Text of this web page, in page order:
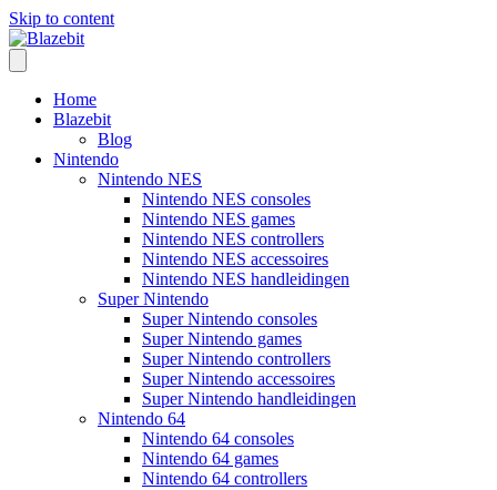
Skip to content
Home
Blazebit
Blog
Nintendo
Nintendo NES
Nintendo NES consoles
Nintendo NES games
Nintendo NES controllers
Nintendo NES accessoires
Nintendo NES handleidingen
Super Nintendo
Super Nintendo consoles
Super Nintendo games
Super Nintendo controllers
Super Nintendo accessoires
Super Nintendo handleidingen
Nintendo 64
Nintendo 64 consoles
Nintendo 64 games
Nintendo 64 controllers